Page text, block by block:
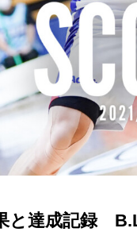
と達成記録